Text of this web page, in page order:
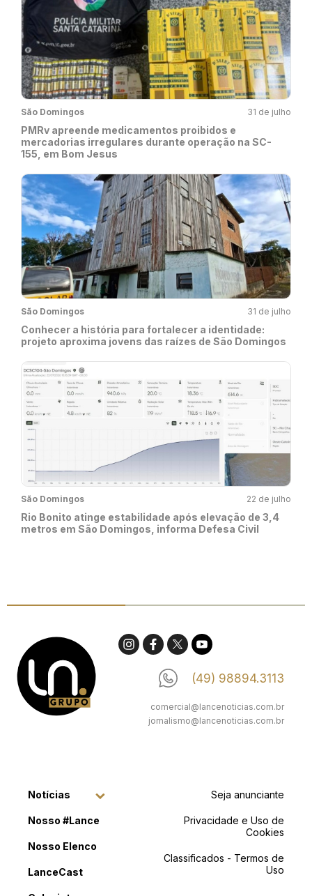
São Domingos 31 de julho
PMRv apreende medicamentos proibidos e
mercadorias irregulares durante operação na SC-
155, em Bom Jesus
São Domingos 31 de julho
Conhecer a história para fortalecer a identidade:
projeto aproxima jovens das raízes de São Domingos
São Domingos 22 de julho
Rio Bonito atinge estabilidade após elevação de 3,4
metros em São Domingos, informa Defesa Civil
(49) 98894.3113
comercial@lancenoticias.com.br
jornalismo@lancenoticias.com.br
Notícias
Nosso #Lance
Nosso Elenco
LanceCast
Seja anunciante
Privacidade e Uso de
Cookies
Classificados - Termos de
Uso